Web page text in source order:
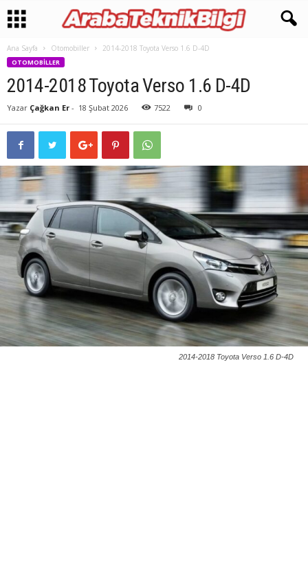
Ana Sayfa Otomobiller 2014-2018 Toyota Verso 1.6 D-4D
OTOMOBILLER
2014-2018 Toyota Verso 1.6 D-4D
Yazar Çağkan Er - 18 Şubat 2026 7522 0
2014-2018 Toyota Verso 1.6 D-4D